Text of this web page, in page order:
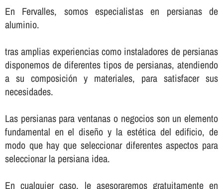
En Fervalles, somos especialistas en persianas de
aluminio.
tras amplias experiencias como instaladores de persianas
disponemos de diferentes tipos de persianas, atendiendo
a su composición y materiales, para satisfacer sus
necesidades.
Las persianas para ventanas o negocios son un elemento
fundamental en el diseño y la estética del edificio, de
modo que hay que seleccionar diferentes aspectos para
seleccionar la persiana idea.
En cualquier caso, le asesoraremos gratuitamente en